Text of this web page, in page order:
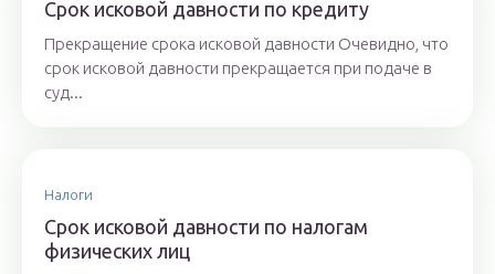
Срок исковой давности по кредиту
Прекращение срока исковой давности Очевидно, что
срок исковой давности прекращается при подаче в
суд...
Налоги
Срок исковой давности по налогам
физических лиц